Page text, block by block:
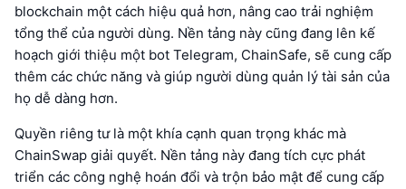
blockchain một cách hiệu quả hơn, nâng cao trải nghiệm
tổng thể của người dùng. Nền tảng này cũng đang lên kế
hoạch giới thiệu một bot Telegram, ChainSafe, sẽ cung cấp
thêm các chức năng và giúp người dùng quản lý tài sản của
họ dễ dàng hơn.
Quyền riêng tư là một khía cạnh quan trọng khác mà
ChainSwap giải quyết. Nền tảng này đang tích cực phát
triển các công nghệ hoán đổi và trộn bảo mật để cung cấp